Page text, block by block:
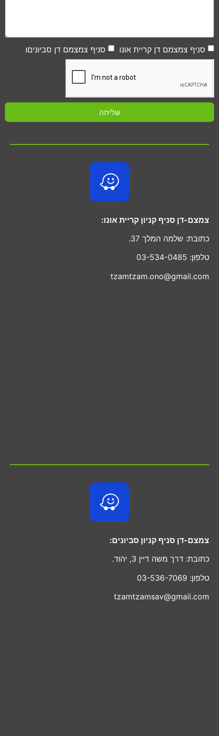
סניף צמצמם דן קריית אונו סניף צמצמם דן סביוניםו
שליחה
צמצם-דן סניף קניון קריית אונו:
כתובת: שלמה המלך 37.
טלפון: 03-534-0485
tzamtzam.ono@gmail.com
צמצם-דן סניף קניון סביונים:
כתובת: דרך משה דיין 3, יהוד.
טלפון: 03-536-7069
tzamtzamsav@gmail.com